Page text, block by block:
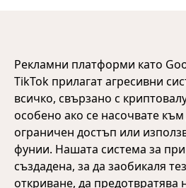
Рекламни платформи като
TikTok прилагат агресивни
всичко, свързано с
особено ако се насочвате
ограничен достъп или
фунии. Нашата система за
създадена, за да заобикаля
откриване, да предотвратява